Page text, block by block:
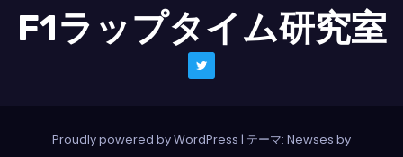
F1ラップタイム研究室
Proudly powered by WordPress | テーマ: Newses by